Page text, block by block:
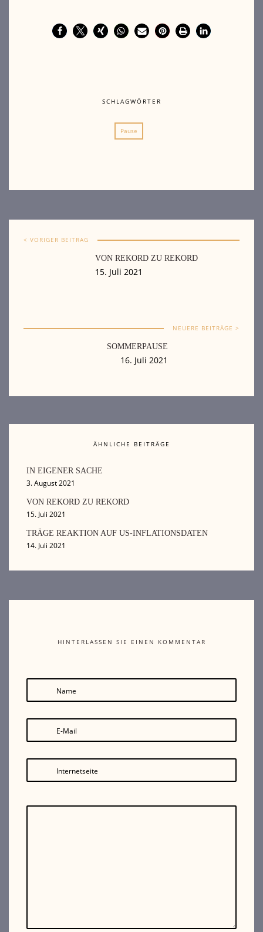
SCHLAGWÖRTER
Pause
< VORIGER BEITRAG
VON REKORD ZU REKORD
15. Juli 2021
NEUERE BEITRÄGE >
SOMMERPAUSE
16. Juli 2021
ÄHNLICHE BEITRÄGE
IN EIGENER SACHE
3. August 2021
VON REKORD ZU REKORD
15. Juli 2021
TRÄGE REAKTION AUF US-INFLATIONSDATEN
14. Juli 2021
HINTERLASSEN SIE EINEN KOMMENTAR
Name
E-Mail
Internetseite